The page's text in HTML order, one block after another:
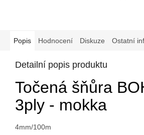
Popis Hodnocení Diskuze Ostatní
Detailní popis produktu
Točená šňůra
3ply - mokka
4mm/100m